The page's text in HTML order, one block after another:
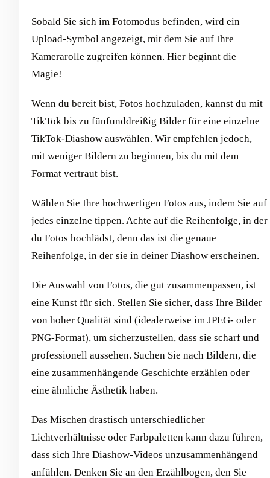
Sobald Sie sich im Fotomodus befinden, wird ein
Upload-Symbol angezeigt, mit dem Sie auf Ihre
Kamerarolle zugreifen können. Hier beginnt die
Magie!
Wenn du bereit bist, Fotos hochzuladen, kannst du mit
TikTok bis zu fünfunddreißig Bilder für eine einzelne
TikTok-Diashow auswählen. Wir empfehlen jedoch,
mit weniger Bildern zu beginnen, bis du mit dem
Format vertraut bist.
Wählen Sie Ihre hochwertigen Fotos aus, indem Sie auf
jedes einzelne tippen. Achte auf die Reihenfolge, in der
du Fotos hochlädst, denn das ist die genaue
Reihenfolge, in der sie in deiner Diashow erscheinen.
Die Auswahl von Fotos, die gut zusammenpassen, ist
eine Kunst für sich. Stellen Sie sicher, dass Ihre Bilder
von hoher Qualität sind (idealerweise im JPEG- oder
PNG-Format), um sicherzustellen, dass sie scharf und
professionell aussehen. Suchen Sie nach Bildern, die
eine zusammenhängende Geschichte erzählen oder
eine ähnliche Ästhetik haben.
Das Mischen drastisch unterschiedlicher
Lichtverhältnisse oder Farbpaletten kann dazu führen,
dass sich Ihre Diashow-Videos unzusammenhängend
anfühlen. Denken Sie an den Erzählbogen, den Sie